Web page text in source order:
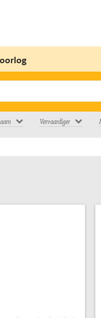
Vervaardiger